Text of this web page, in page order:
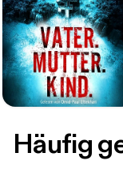
Häufig